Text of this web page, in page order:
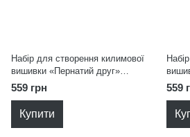
Набір для створення килимової
вишивки «Пернатий друг»
Brushme PMBR003
559 грн
Купити
559